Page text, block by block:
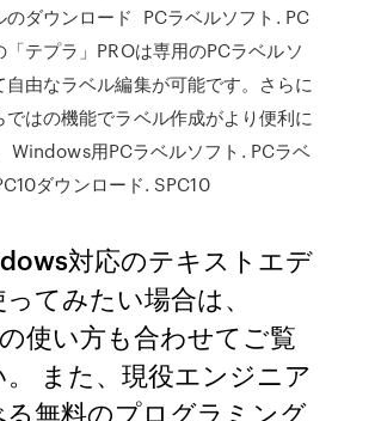
のダウンロード PCラベルソフト. PC
「テプラ」PROは専用のPCラベルソ
自由なラベル編集が可能です。さらに
ではの機能でラベル作成がより便利に
Windows用PCラベルソフト. PCラベ
ダウンロード. SPC10
対応のテキストエデ
てみたい場合は、
使い方も合わせてご覧
。 また、現役エンジニア
無料のプログラミング